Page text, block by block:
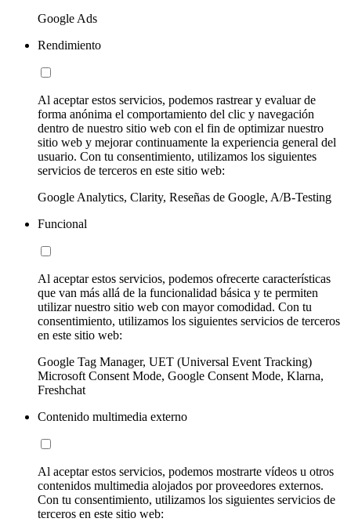
Google Ads
Rendimiento
Al aceptar estos servicios, podemos rastrear y evaluar de
forma anónima el comportamiento del clic y navegación
dentro de nuestro sitio web con el fin de optimizar nuestro
sitio web y mejorar continuamente la experiencia general del
usuario. Con tu consentimiento, utilizamos los siguientes
servicios de terceros en este sitio web:
Google Analytics, Clarity, Reseñas de Google, A/B-Testing
Funcional
Al aceptar estos servicios, podemos ofrecerte características
que van más allá de la funcionalidad básica y te permiten
utilizar nuestro sitio web con mayor comodidad. Con tu
consentimiento, utilizamos los siguientes servicios de terceros
en este sitio web:
Google Tag Manager, UET (Universal Event Tracking)
Microsoft Consent Mode, Google Consent Mode, Klarna,
Freshchat
Contenido multimedia externo
Al aceptar estos servicios, podemos mostrarte vídeos u otros
contenidos multimedia alojados por proveedores externos.
Con tu consentimiento, utilizamos los siguientes servicios de
terceros en este sitio web: